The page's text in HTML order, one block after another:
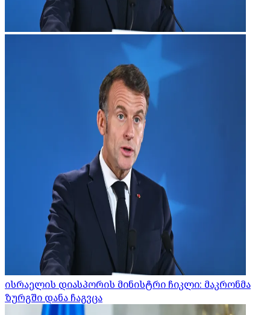
ისრაელის დიასპორის მინისტრი ჩიკლი: მაკრონმა
ზურგში დანა ჩაგვცა